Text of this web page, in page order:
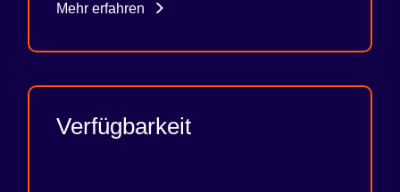
Mehr erfahren
Verfügbarkeit